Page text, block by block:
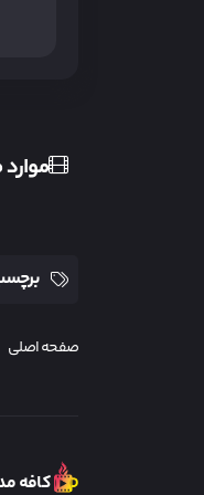
صفحه اصلی
کافه